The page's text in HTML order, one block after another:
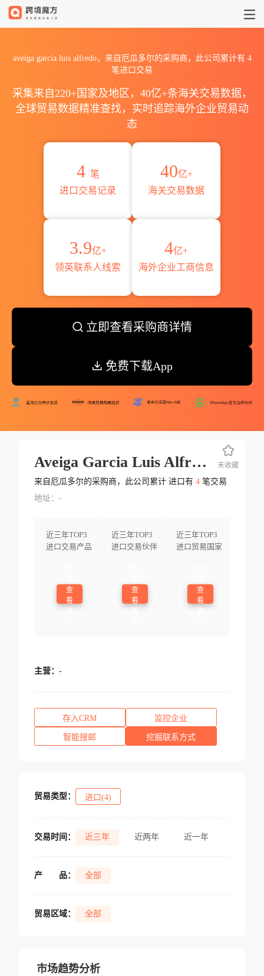
aveiga garcia luis alfredo，来自厄瓜多尔的采购商，此公司累计有 4
笔进口交易
采集来自220+国家及地区，40亿+条海关交易数据，
全球贸易数据精准查找，实时追踪海外企业贸易动
态
4 笔
进口交易记录
40亿+
海关交易数据
3.9亿+
领英联系人线索
4亿+
海外企业工商信息
立即查看采购商详情
免费下载App
Aveiga Garcia Luis Alfredo
来自厄瓜多尔的采购商，此公司累计 进口有 4笔交易
地址：-
近三年TOP3
进口交易产品
查
看
近三年TOP3
进口交易伙伴
查
看
近三年TOP3
进口贸易国家
查
看
未收藏
主营： -
存入CRM 监控企业
智能搜邮 挖掘联系方式
贸易类型： 进口(4)
交易时间： 近三年 近两年 近一年
产 品： 全部
贸易区域： 全部
市场趋势分析